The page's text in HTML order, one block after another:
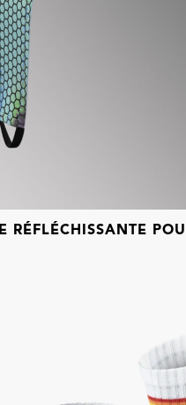
RÉFLÉCHISSANTE